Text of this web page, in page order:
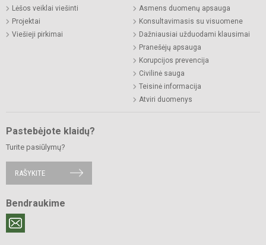
Lėšos veiklai viešinti
Projektai
Viešieji pirkimai
Asmens duomenų apsauga
Konsultavimasis su visuomene
Dažniausiai užduodami klausimai
Pranešėjų apsauga
Korupcijos prevencija
Civilinė sauga
Teisinė informacija
Atviri duomenys
Pastebėjote klaidų?
Turite pasiūlymų?
RAŠYKITE
Bendraukime